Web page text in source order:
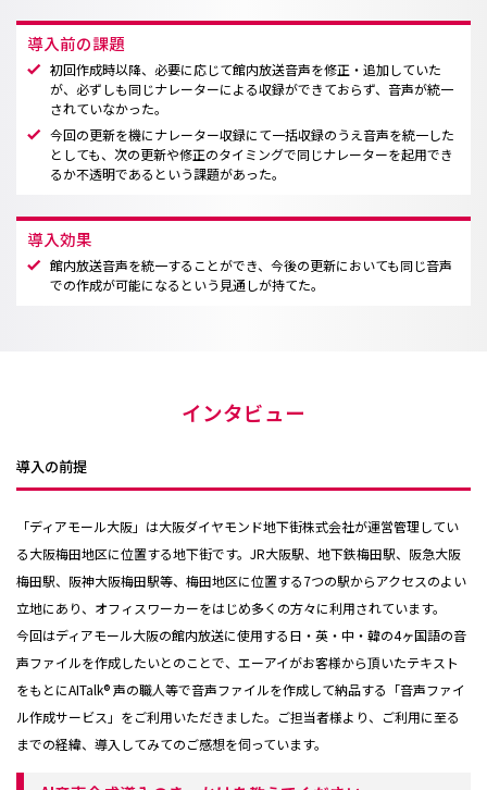
導入前の課題
初回作成時以降、必要に応じて館内放送音声を修正・追加していた
が、必ずしも同じナレーターによる収録ができておらず、音声が統一
されていなかった。
今回の更新を機にナレーター収録にて一括収録のうえ音声を統一した
としても、次の更新や修正のタイミングで同じナレーターを起用でき
るか不透明であるという課題があった。
導入効果
館内放送音声を統一することができ、今後の更新においても同じ音声
での作成が可能になるという見通しが持てた。
インタビュー
導入の前提
「ディアモール大阪」は大阪ダイヤモンド地下街株式会社が運営管理してい
る大阪梅田地区に位置する地下街です。JR大阪駅、地下鉄梅田駅、阪急大阪
梅田駅、阪神大阪梅田駅等、梅田地区に位置する7つの駅からアクセスのよい
立地にあり、オフィスワーカーをはじめ多くの方々に利用されています。
今回はディアモール大阪の館内放送に使用する日・英・中・韓の4ヶ国語の音
声ファイルを作成したいとのことで、エーアイがお客様から頂いたテキスト
をもとにAITalk® 声の職人等で音声ファイルを作成して納品する「音声ファイ
ル作成サービス」をご利用いただきました。ご担当者様より、ご利用に至る
までの経緯、導入してみてのご感想を伺っています。